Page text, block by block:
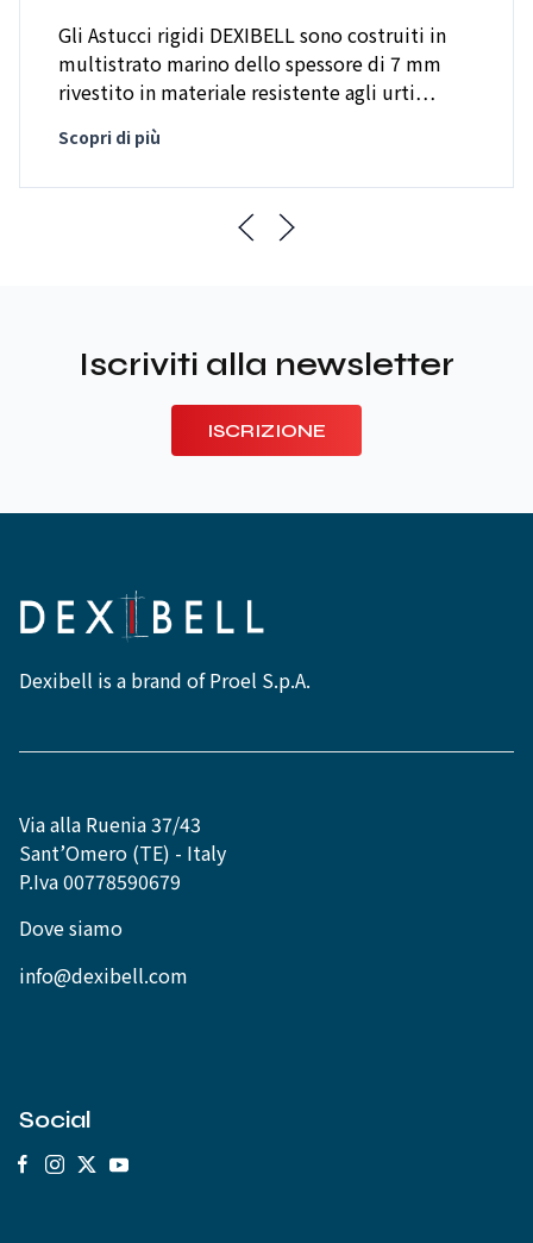
Gli Astucci rigidi DEXIBELL sono costruiti in
multistrato marino dello spessore di 7 mm
rivestito in materiale resistente agli urti…
Scopri di più
Iscriviti alla newsletter
ISCRIZIONE
Dexibell is a brand of Proel S.p.A.
Via alla Ruenia 37/43
Sant’Omero (TE) - Italy
P.Iva 00778590679
Dove siamo
info@dexibell.com
Social